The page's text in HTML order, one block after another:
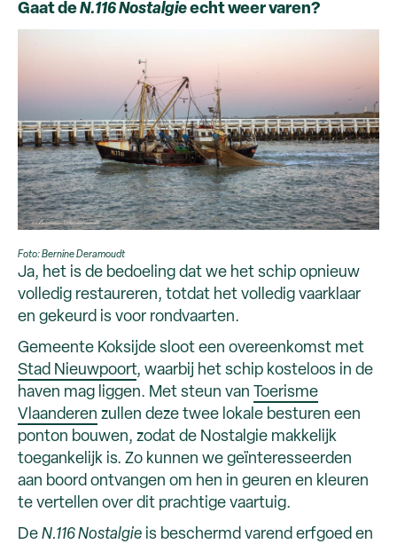
Gaat deN.116 Nostalgieecht weer varen?
Foto: Bernine Deramoudt
Ja, het is de bedoeling dat we het schip opnieuw
volledig restaureren, totdat het volledig vaarklaar
en gekeurd is voor rondvaarten.
Gemeente Koksijde sloot een overeenkomst met
Stad Nieuwpoort, waarbij het schip kosteloos in de
haven mag liggen. Met steun van Toerisme
Vlaanderen zullen deze twee lokale besturen een
ponton bouwen, zodat de Nostalgie makkelijk
toegankelijk is. Zo kunnen we geïnteresseerden
aan boord ontvangen om hen in geuren en kleuren
te vertellen over dit prachtige vaartuig.
De N.116 Nostalgie is beschermd varend erfgoed en